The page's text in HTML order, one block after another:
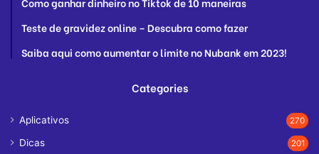
Teste de gravidez online – Descubra como fazer
Saiba aqui como aumentar o limite no Nubank em 2023!
Categories
Aplicativos 270
Dicas 201